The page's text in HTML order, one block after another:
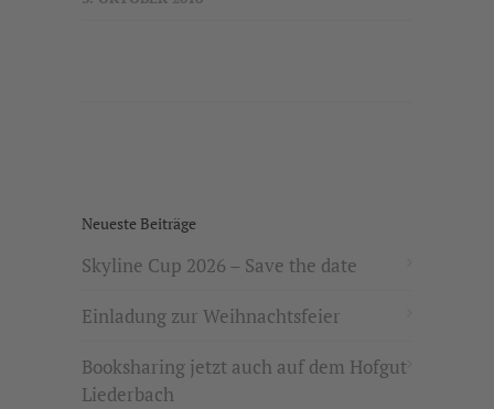
Neueste Beiträge
Skyline Cup 2026 – Save the date
Einladung zur Weihnachtsfeier
Booksharing jetzt auch auf dem Hofgut
Liederbach